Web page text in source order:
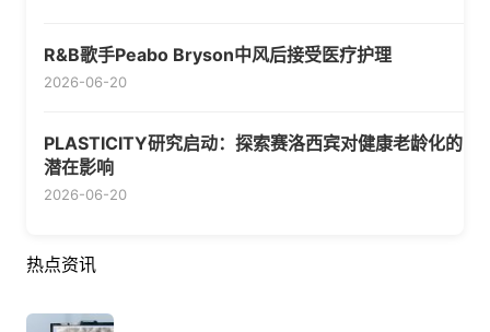
R&B歌手Peabo Bryson中风后接受医疗护理
2026-06-20
PLASTICITY研究启动：探索赛洛西宾对健康老龄化的
潜在影响
2026-06-20
热点资讯